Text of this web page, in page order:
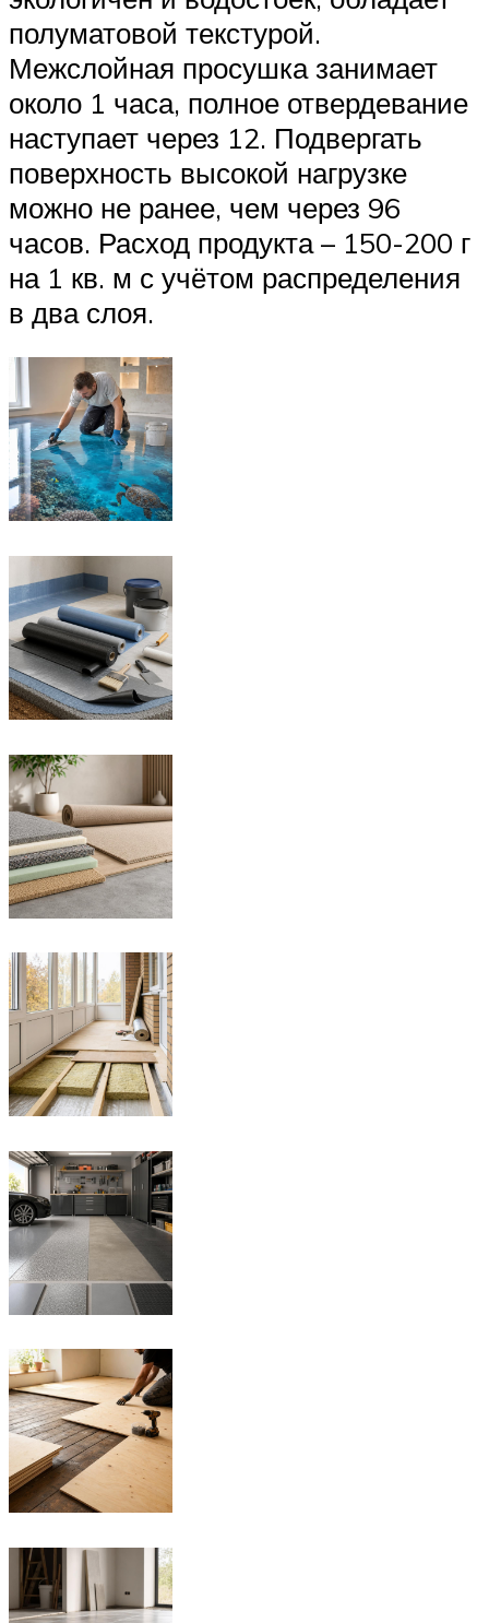
полуматовой текстурой.
Межслойная просушка занимает
около 1 часа, полное отвердевание
наступает через 12. Подвергать
поверхность высокой нагрузке
можно не ранее, чем через 96
часов. Расход продукта – 150-200 г
на 1 кв. м с учётом распределения
в два слоя.